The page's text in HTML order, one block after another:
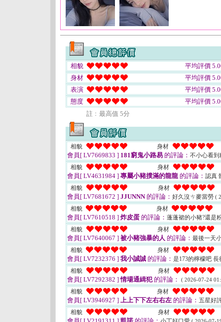
相貌
平均評價
身材
平均評價
表演
平均評價
態度
平均評價
註﹕最高值 5分
相貌 身材
會員[ LV7669833 ] 181窮鬼小路易 的評論： 不小心看
相貌
身材
會員[ LV4631984 ] 專屬小豬撲滿的龍龍 的評論： 認真
相貌
身材
會員[ LV7681672 ] JJUNNN的評論： 好久沒ㄘ麥當勞 (
相貌 身材
會員[ LV7610518 ] 炸皮蛋 的評論： 蓬蓬裙的小豬?還是
相貌
身材
會員[ LV7640067 ] 被小豬強暴的人 的評論： 最後一天
相貌
身材
會員[ LV7232376 ] 我小誠誠 的評論： 是173的檸檬吧
相貌
身材
會員[ LV7292382 ]情場通緝犯的評論： ( 2026-07-24
相貌 身材
會員[ LV3946927 ] 上上下下左右右左 的評論： 五星好
相貌
身材